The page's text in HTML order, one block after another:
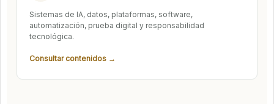
Sistemas de IA, datos, plataformas, software,
automatización, prueba digital y responsabilidad
tecnológica.
Consultar contenidos →